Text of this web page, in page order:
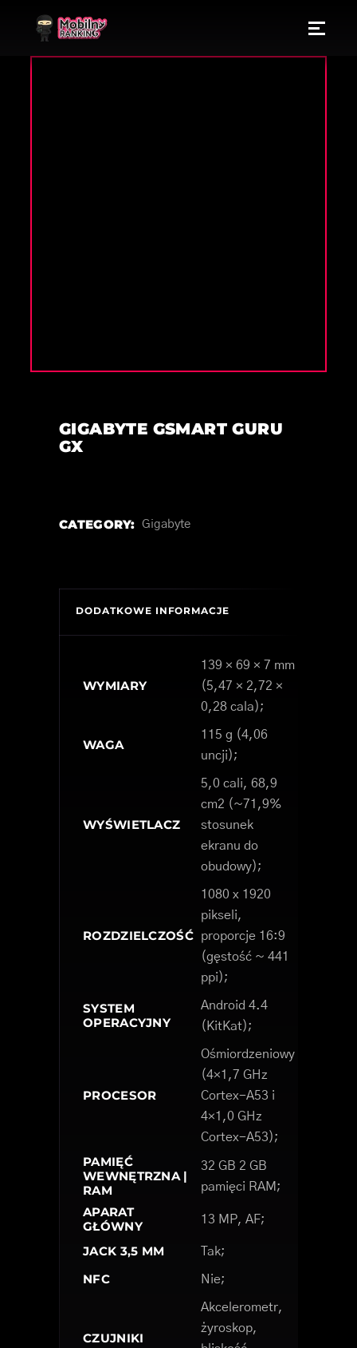
GIGABYTE GSMART GURU
GX
CATEGORY: Gigabyte
DODATKOWE INFORMACJE
WYMIARY
139 × 69 × 7 mm
(5,47 × 2,72 ×
0,28 cala);
WAGA
115 g (4,06
uncji);
WYŚWIETLACZ
5,0 cali, 68,9
cm2 (~71,9%
stosunek
ekranu do
obudowy);
ROZDZIELCZOŚĆ
1080 x 1920
pikseli,
proporcje 16:9
(gęstość ~ 441
ppi);
SYSTEM
OPERACYJNY
Android 4.4
(KitKat);
PROCESOR
Ośmiordzeniowy
(4×1,7 GHz
Cortex-A53 i
4×1,0 GHz
Cortex-A53);
PAMIĘĆ
WEWNĘTRZNA |
RAM
32 GB 2 GB
pamięci RAM;
APARAT
GŁÓWNY
13 MP, AF;
JACK 3,5 MM Tak;
NFC Nie;
CZUJNIKI
Akcelerometr,
żyroskop,